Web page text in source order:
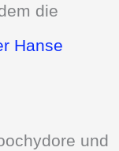
die
Hanse
und